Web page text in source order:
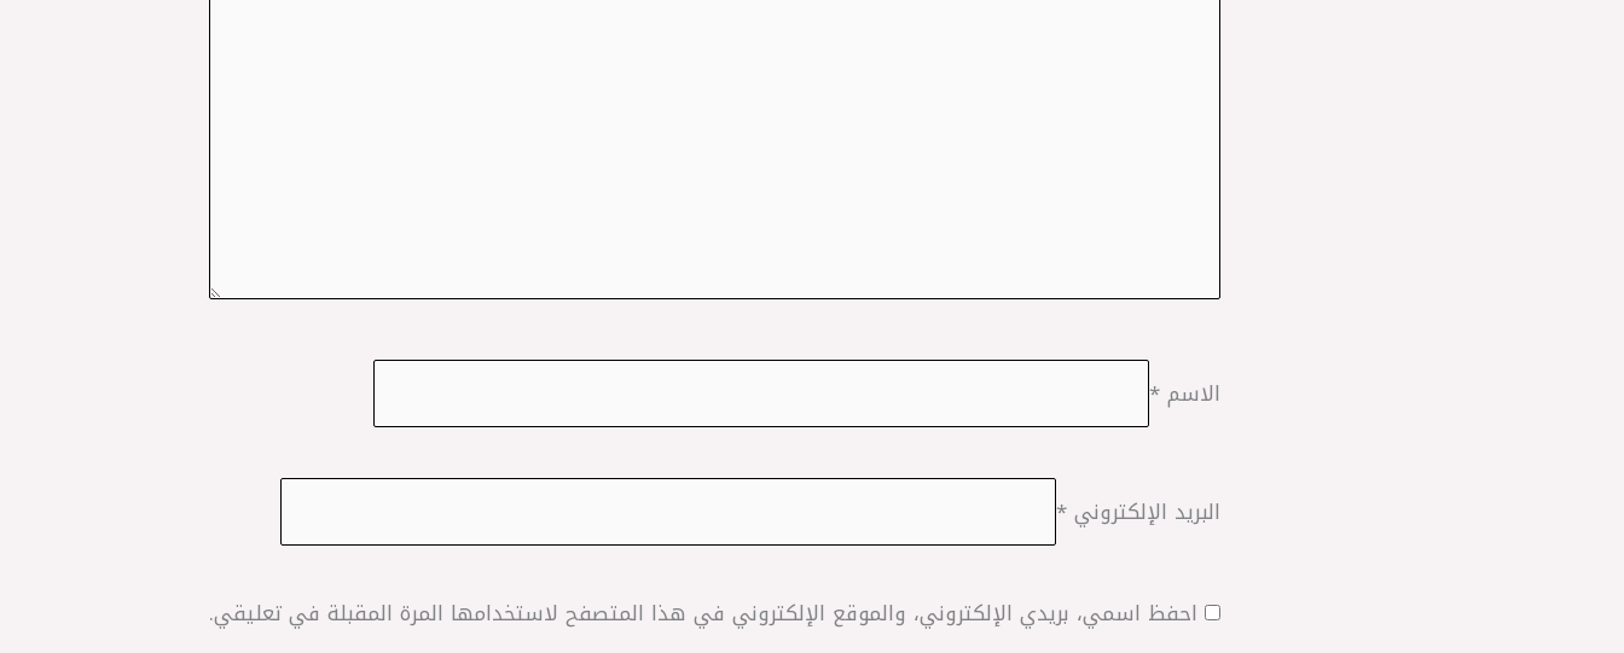
الاسم*
البريد الإلكتروني*
احفظ اسمي، بريدي الإلكتروني، والموقع الإلكتروني في هذا المتصفح لاستخدامها المرة المقبلة في تعليقي.